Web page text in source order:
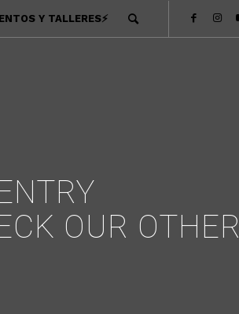
Y TALLERES⚡
OUR OTHER